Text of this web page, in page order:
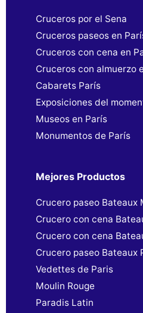
Cruceros por el Sena
Cruceros paseos en
Cruceros con cena en
Cruceros con almuerzo
Cabarets París
Exposiciones del
Museos en París
Monumentos de París
Mejores Productos
Crucero paseo Bateaux
Crucero con cena
Crucero con cena
Crucero paseo Bateaux
Vedettes de Paris
Moulin Rouge
Paradis Latin